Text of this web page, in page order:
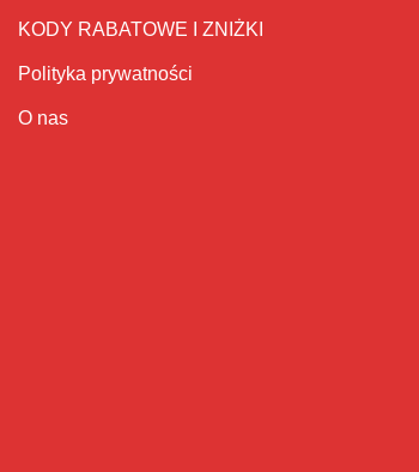
KODY RABATOWE I ZNIŻKI
Polityka prywatności
O nas